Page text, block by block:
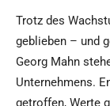
Trotz des
geblieben – und
Georg Mahn
Unternehmens.
getroffen, Werte